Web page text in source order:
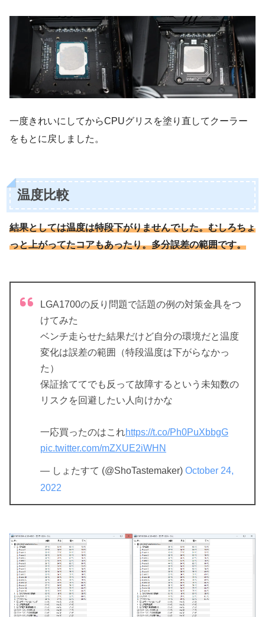
一度きれいにしてからCPUグリスを塗り直してクーラー
をもとに戻しました。
温度比較
結果としては温度は特段下がりませんでした。むしろちょ
っと上がってたコアもあったり。多分誤差の範囲です。
LGA1700の反り問題で話題の例の対策金具をつ
けてみた
ベンチ走らせた結果だけど自分の環境だと温度
変化は誤差の範囲（特段温度は下がらなかっ
た）
保証捨ててでも反って故障するという未知数の
リスクを回避したい人向けかな
一応買ったのはこれhttps://t.co/Ph0PuXbbgG
pic.twitter.com/mZXUE2iWHN
— しょたすて (@ShoTastemaker) October 24,
2022